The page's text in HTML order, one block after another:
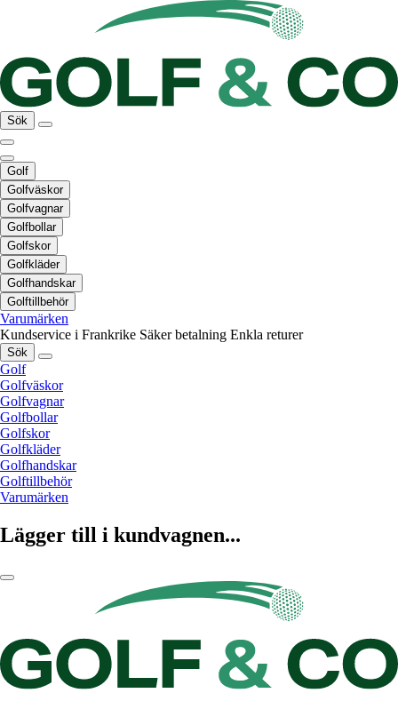
Sök
Golf
Golfväskor
Golfvagnar
Golfbollar
Golfskor
Golfkläder
Golfhandskar
Golftillbehör
Varumärken
Kundservice i Frankrike Säker betalning Enkla returer
Sök
Golf
Golfväskor
Golfvagnar
Golfbollar
Golfskor
Golfkläder
Golfhandskar
Golftillbehör
Varumärken
Lägger till i kundvagnen...